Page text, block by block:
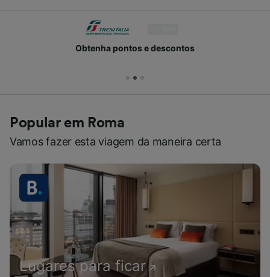
Obtenha pontos e descontos
Popular em Roma
Vamos fazer esta viagem da maneira certa
Lugares para ficar